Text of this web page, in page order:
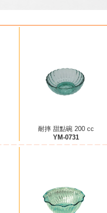
耐摔 甜點碗 200 cc
YM-0731